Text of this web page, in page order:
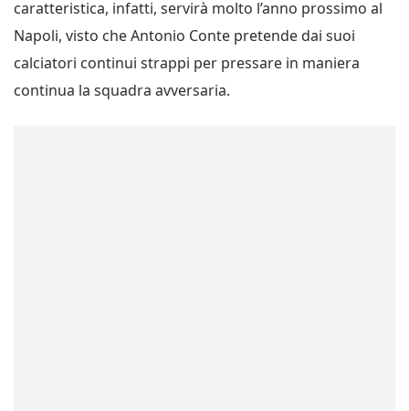
caratteristica, infatti, servirà molto l’anno prossimo al
Napoli, visto che Antonio Conte pretende dai suoi
calciatori continui strappi per pressare in maniera
continua la squadra avversaria.